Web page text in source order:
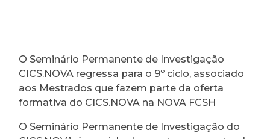
O Seminário Permanente de Investigação
CICS.NOVA regressa para o 9º ciclo, associado
aos Mestrados que fazem parte da oferta
formativa do CICS.NOVA na NOVA FCSH
O Seminário Permanente de Investigação do